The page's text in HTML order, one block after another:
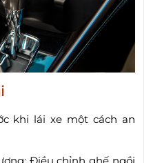
khi lái xe một cách an